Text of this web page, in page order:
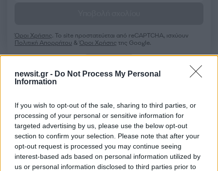
newsit.gr - Do Not Process My Personal
Information
If you wish to opt-out of the sale, sharing to third parties, or
processing of your personal or sensitive information for
targeted advertising by us, please use the below opt-out
section to confirm your selection. Please note that after your
opt-out request is processed you may continue seeing
interest-based ads based on personal information utilized by
us or personal information disclosed to third parties prior to
Όροι Χρήσης. Το site προστατεύεται από reCAPTCHA, ισχύουν
Πολιτική Απορρήτου &Όροι Χρήσης της Google.
Αθλητικά
ΕΡΝΕΣΤΟ ΒΑΛΒΕΡΔΕ
ΟΛΥΜΠΙΑΚΟΣ
Ακολουθήστε το Νewsit.gr στοGoogle Newsκαι
ενημερωθείτε πρώτοι για όλη την ειδησεογραφία και τα
τελευταία νέατης ημέρας